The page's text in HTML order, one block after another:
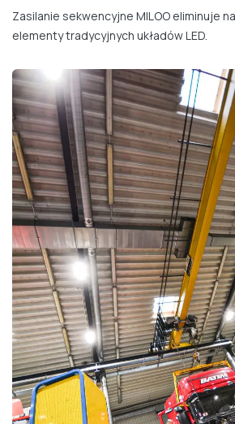
Zasilanie sekwencyjne MILOO eliminuje
elementy tradycyjnych układów LED.